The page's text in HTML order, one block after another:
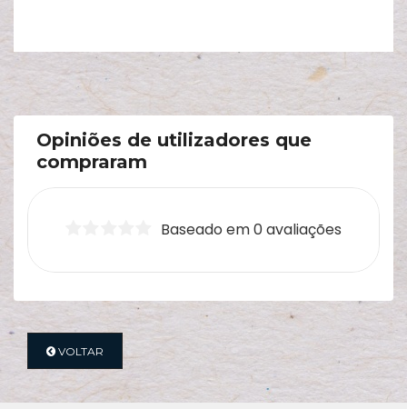
Opiniões de utilizadores que
compraram
Baseado em 0 avaliações
VOLTAR